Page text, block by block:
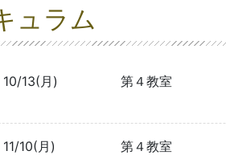
ュラム
10/13(月) 第４教室
11/10(月) 第４教室